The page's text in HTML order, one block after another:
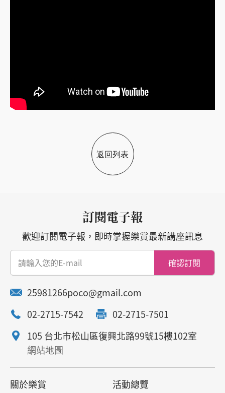
返回列表
訂閱電子報
歡迎訂閱電子報，即時掌握樂賞最新講座訊息
確認訂閱
25981266poco@gmail.com
02-2715-7542
02-2715-7501
105 台北市松山區復興北路99號15樓102室
網站地圖
關於樂賞
活動總覽